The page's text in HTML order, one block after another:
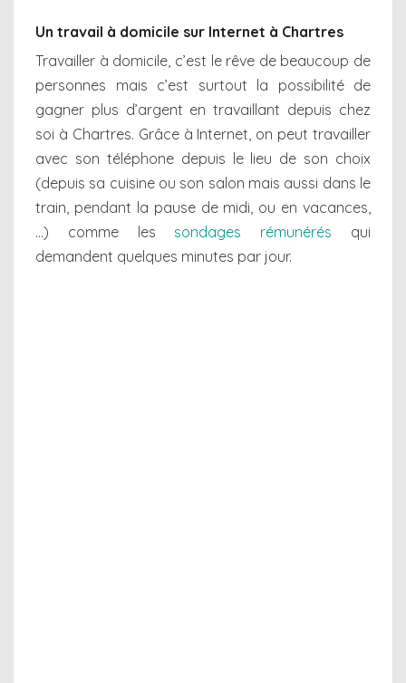
Un travail à domicile sur Internet à Chartres
Travailler à domicile, c’est le rêve de beaucoup de
personnes mais c’est surtout la possibilité de
gagner plus d’argent en travaillant depuis chez
soi à Chartres. Grâce à Internet, on peut travailler
avec son téléphone depuis le lieu de son choix
(depuis sa cuisine ou son salon mais aussi dans le
train, pendant la pause de midi, ou en vacances,
…) comme les sondages rémunérés qui
demandent quelques minutes par jour.